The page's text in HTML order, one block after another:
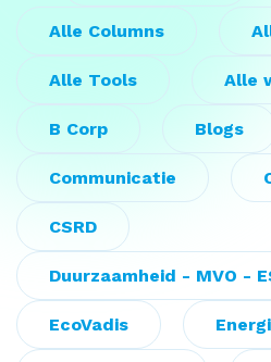
Alle Columns
Alle Tools Alle
B Corp Blogs
Communicatie
CSRD
Duurzaamheid - MVO -
EcoVadis